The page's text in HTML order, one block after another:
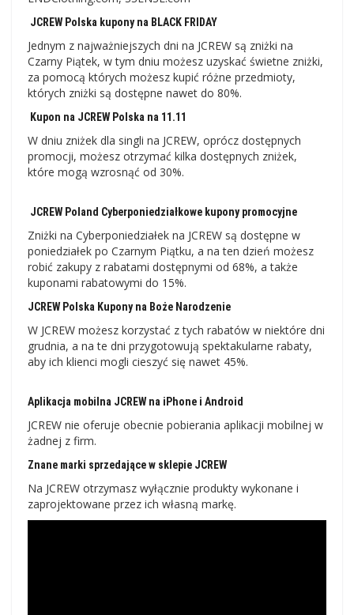
JCREW Polska kupony na BLACK FRIDAY
Jednym z najważniejszych dni na JCREW są zniżki na
Czarny Piątek, w tym dniu możesz uzyskać świetne zniżki,
za pomocą których możesz kupić różne przedmioty,
których zniżki są dostępne nawet do 80%.
Kupon na JCREW Polska na 11.11
W dniu zniżek dla singli na JCREW, oprócz dostępnych
promocji, możesz otrzymać kilka dostępnych zniżek,
które mogą wzrosnąć od 30%.
JCREW Poland Cyberponiedziałkowe kupony promocyjne
Zniżki na Cyberponiedziałek na JCREW są dostępne w
poniedziałek po Czarnym Piątku, a na ten dzień możesz
robić zakupy z rabatami dostępnymi od 68%, a także
kuponami rabatowymi do 15%.
JCREW Polska Kupony na Boże Narodzenie
W JCREW możesz korzystać z tych rabatów w niektóre dni
grudnia, a na te dni przygotowują spektakularne rabaty,
aby ich klienci mogli cieszyć się nawet 45%.
Aplikacja mobilna JCREW na iPhone i Android
JCREW nie oferuje obecnie pobierania aplikacji mobilnej w
żadnej z firm.
Znane marki sprzedające w sklepie JCREW
Na JCREW otrzymasz wyłącznie produkty wykonane i
zaprojektowane przez ich własną markę.